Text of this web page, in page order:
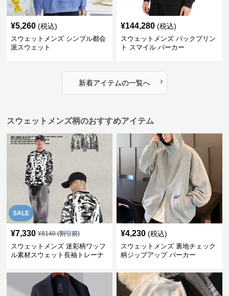
¥5,260 (税込)
スウェットメンズ シンプル都会
派スウェット
¥144,280 (税込)
スウェットメンズ バックプリン
ト スマイル パーカー
新着アイテムの一覧へ ›
スウェットメンズ柄のおすすめアイテム
SALE
¥7,330 ¥8140(割引前)
スウェットメンズ 迷彩柄ワッフ
ル素材スウェット長袖トレーナ
¥4,230 (税込)
スウェットメンズ 裏地チェック
柄ジップアップ パーカー